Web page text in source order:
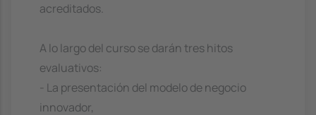
acreditados.
A lo largo del curso se darán tres hitos
evaluativos:
- La presentación del modelo de negocio
innovador,